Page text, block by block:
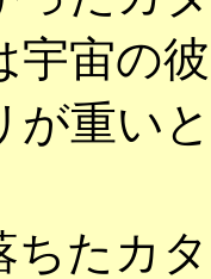
宇宙の
が重い
ちたカ